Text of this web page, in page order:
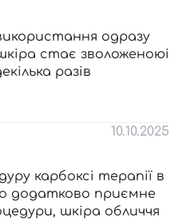
одразу
стає зволоженоюі
разів
10.10.2025
карбоксі терапії в
додатково приємне
шкіра обличчя